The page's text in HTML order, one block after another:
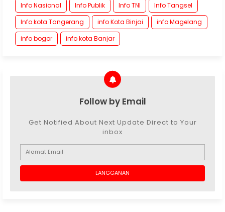
Info Nasional
Info Publik Info TNI
Info Tangsel
Info kota Tangerang
info Kota Binjai
info Magelang
info bogor
info kota Banjar
Follow by Email
Get Notified About Next Update Direct to Your
inbox